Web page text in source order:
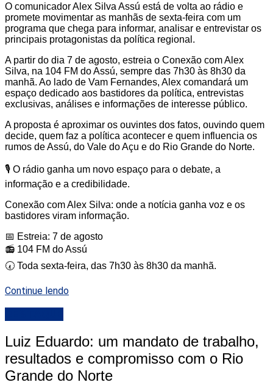
O comunicador Alex Silva Assú está de volta ao rádio e
promete movimentar as manhãs de sexta-feira com um
programa que chega para informar, analisar e entrevistar os
principais protagonistas da política regional.
A partir do dia 7 de agosto, estreia o Conexão com Alex
Silva, na 104 FM do Assú, sempre das 7h30 às 8h30 da
manhã. Ao lado de Vam Fernandes, Alex comandará um
espaço dedicado aos bastidores da política, entrevistas
exclusivas, análises e informações de interesse público.
A proposta é aproximar os ouvintes dos fatos, ouvindo quem
decide, quem faz a política acontecer e quem influencia os
rumos de Assú, do Vale do Açu e do Rio Grande do Norte.
🎙️ O rádio ganha um novo espaço para o debate, a
informação e a credibilidade.
Conexão com Alex Silva: onde a notícia ganha voz e os
bastidores viram informação.
📅 Estreia: 7 de agosto
📻 104 FM do Assú
🕢 Toda sexta-feira, das 7h30 às 8h30 da manhã.
Continue lendo
Luiz Eduardo: um mandato de trabalho,
resultados e compromisso com o Rio
Grande do Norte